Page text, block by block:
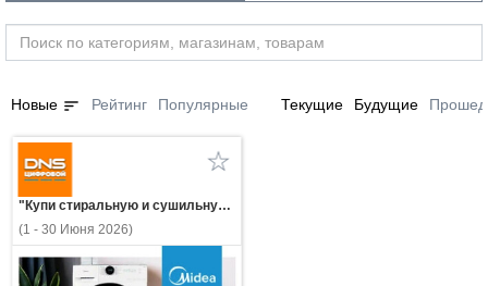
Новые sort Рейтинг Популярные Текущие Будущие
"Купи стиральную и сушильную машины с соединительным элементом Midea — получи скидку 20%!"
(1 - 30 Июня 2026)